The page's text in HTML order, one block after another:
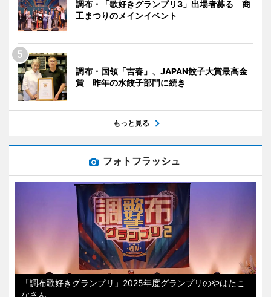
調布・「歌好きグランプリ3」出場者募る 商
工まつりのメインイベント
調布・国領「吉春」、JAPAN餃子大賞最高金
賞 昨年の水餃子部門に続き
もっと見る
フォトフラッシュ
「調布歌好きグランプリ」2025年度グランプリのやはたこ
なさん